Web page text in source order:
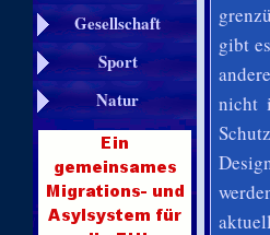
Gesellschaft
Sport
Natur
gibt
nicht